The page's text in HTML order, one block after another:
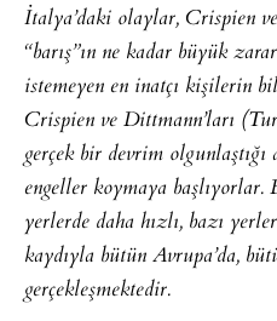
İtalya’daki olaylar, Crispien
“barış”ın ne kadar büyük
istemeyen en inatçı kişilerin
Crispien ve Dittmann’ları
gerçek bir devrim
engeller koymaya
yerlerde daha hızlı, bazı
kaydıyla bütün Avrupa’da,
gerçekleşmektedir.